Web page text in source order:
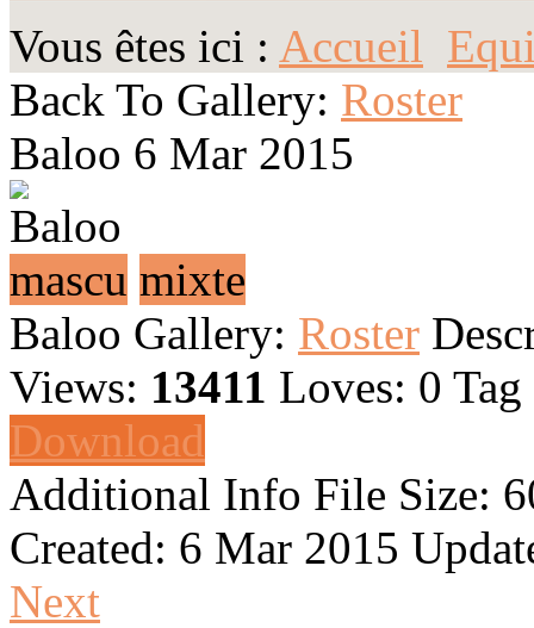
Vous êtes ici : Accueil
Back To Gallery: Roster
Baloo 6 Mar 2015
mascu mixte
Baloo Gallery: Roster
Views: 13411 Loves: 0
Download
Additional Info File Size:
Created: 6 Mar 2015
Next